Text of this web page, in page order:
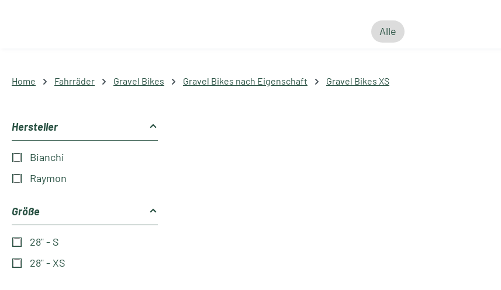
Alle
Home Fahrräder Gravel Bikes Gravel Bikes nach Eigenschaft Gravel Bikes XS
Hersteller
Bianchi
Raymon
Größe
28" - S
28" - XS